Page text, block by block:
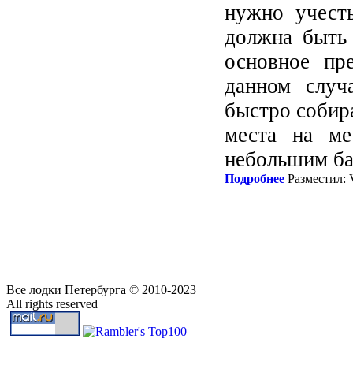
нужно
должна
основное
данном
быстро
места на
небольшим
Подробнее Разместил:
Все лодки Петербурга © 2010-2023
All rights reserved